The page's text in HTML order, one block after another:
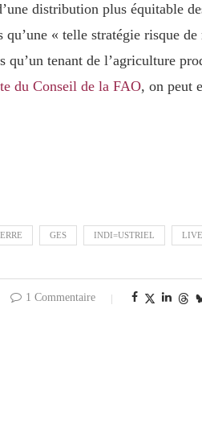
distribution plus équitable
« telle stratégie risque
tenant de l’agriculture
du Conseil de la FAO, on peut
GES INDI=USTRIEL
1 Commentaire